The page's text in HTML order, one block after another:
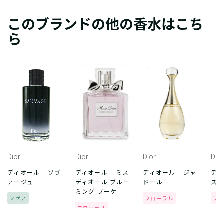
このブランドの他の香水はこち
ら
Dior
ディオール – ソヴ
ァージュ
フゼア
Dior
ディオール – ミス
ディオール ブルー
ミング ブーケ
Dior
ディオール – ジャ
ドール
フローラル
Dior
デ
ス
フ